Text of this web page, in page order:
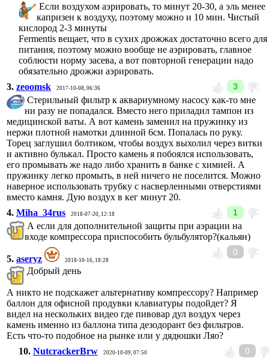
Если воздухом аэрировать, то минут 20-30, а эль менее
капризен к воздуху, поэтому можно и 10 мин. Чистый
кислород 2-3 минуты
Fermentis вещает, что в сухих дрожжах достаточно всего для
питания, поэтому можно вообще не аэрировать, главное
соблюсти норму засева, а вот повторной генерации надо
обязательно дрожжи аэрировать.
3
3. zeoomsk 2017-10-08, 06:36
Стерильный фильтр к аквариумному насосу как-то мне
ни разу не попадался. Вместо него приладил тампон из
медицинской ваты. А вот камень заменил на пружинку из
нержи плотной намотки длинной 6см. Попалась по руку.
Торец заглушил болтиком, чтобы воздух выхолил через витки
и активно булькал. Просто камень я побоялся использовать,
его промывать же надо либо хранить в банке с химией. А
пружинку легко промыть, в ней ничего не поселится. Можно
наверное использовать трубку с насверленными отверстиями
вместо камня. Дую воздух в кег минут 20.
1
4. Miha_34rus 2018-07-20, 12:18
А если для дополнительной защиты при аэрации на
входе компрессора приспособить бульбулятор?(кальян)
0
5. aseryz 2018-10-16, 18:28
Добрый день
А никто не подскажет альтернативу компрессору? Например
баллон для офисной продувки клавиатуры подойдет? Я
видел на нескольких видео где пивовар дул воздух через
камень именно из баллона типа дезодорант без фильтров.
Есть что-то подобное на рынке или у дядюшки Ляо?
0
10. NutcrackerBrw 2020-10-09, 07:50